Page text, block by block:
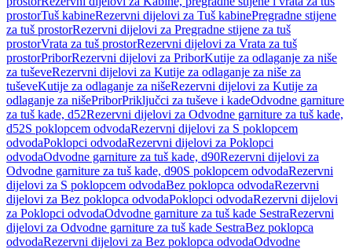
prostorTuš kabineRezervni dijelovi za Tuš kabinePregradne stijene
za tuš prostorRezervni dijelovi za Pregradne stijene za tuš
prostorVrata za tuš prostorRezervni dijelovi za Vrata za tuš
prostorPriborRezervni dijelovi za PriborKutije za odlaganje za niše
za tuševeRezervni dijelovi za Kutije za odlaganje za niše za
tuševeKutije za odlaganje za nišeRezervni dijelovi za Kutije za
odlaganje za nišePriborPriključci za tuševe i kadeOdvodne garniture
za tuš kade, d52Rezervni dijelovi za Odvodne garniture za tuš kade,
d52S poklopcem odvodaRezervni dijelovi za S poklopcem
odvodaPoklopci odvodaRezervni dijelovi za Poklopci
odvodaOdvodne garniture za tuš kade, d90Rezervni dijelovi za
Odvodne garniture za tuš kade, d90S poklopcem odvodaRezervni
dijelovi za S poklopcem odvodaBez poklopca odvodaRezervni
dijelovi za Bez poklopca odvodaPoklopci odvodaRezervni dijelovi
za Poklopci odvodaOdvodne garniture za tuš kade SestraRezervni
dijelovi za Odvodne garniture za tuš kade SestraBez poklopca
odvodaRezervni dijelovi za Bez poklopca odvodaOdvodne